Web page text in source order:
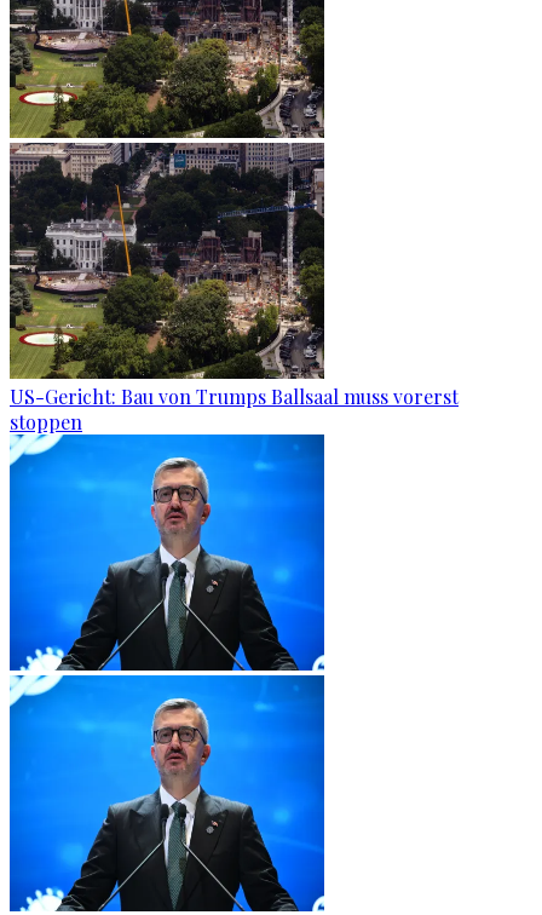
US-Gericht: Bau von Trumps Ballsaal muss vorerst
stoppen